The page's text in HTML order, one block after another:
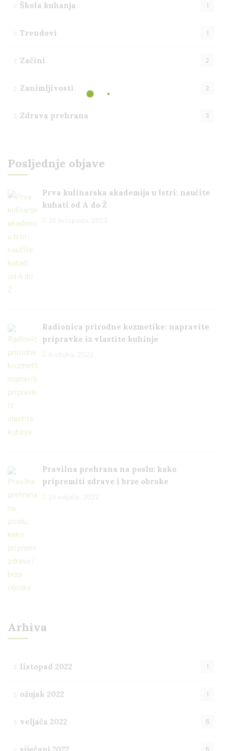
Škola kuhanja 1
Trendovi 1
Začini 2
Zanimljivosti 2
Zdrava prehrana 3
Posljednje objave
Prva kulinarska akademija u Istri: naučite
kuhati od A do Ž
26 listopada, 2022
Radionica prirodne kozmetike: napravite
pripravke iz vlastite kuhinje
8 ožujka, 2022
Pravilna prehrana na poslu: kako
pripremiti zdrave i brze obroke
26 veljače, 2022
Arhiva
listopad 2022 1
ožujak 2022 1
veljača 2022 5
6